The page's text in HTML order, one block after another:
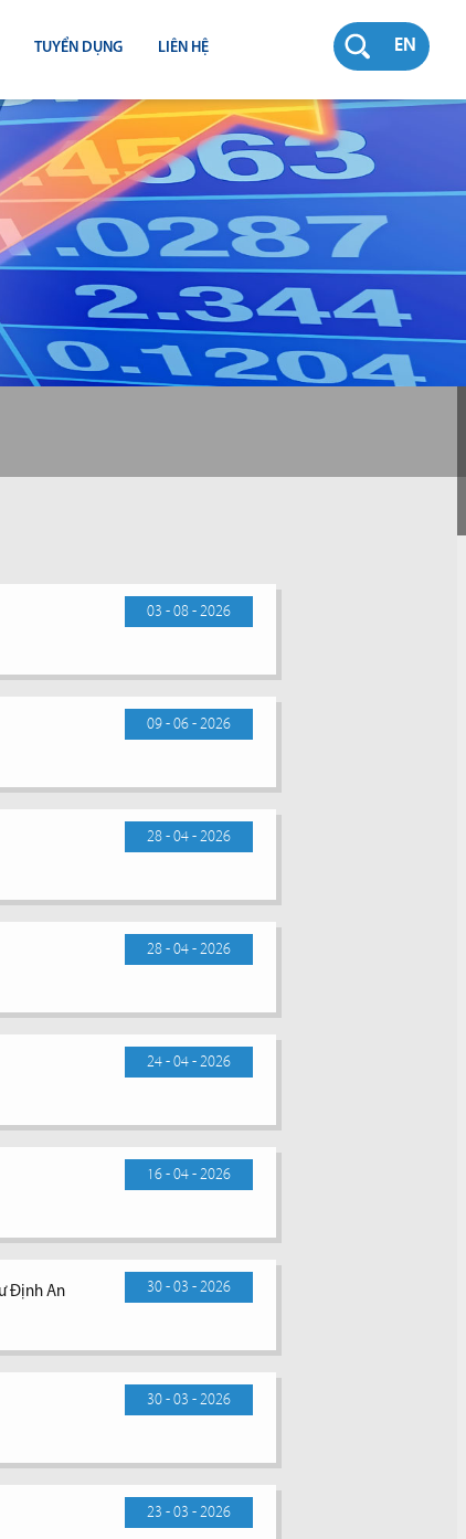
EN
TUYỂN DỤNG LIÊN HỆ
03 - 08 - 2026
09 - 06 - 2026
28 - 04 - 2026
28 - 04 - 2026
24 - 04 - 2026
16 - 04 - 2026
30 - 03 - 2026
Định An
30 - 03 - 2026
23 - 03 - 2026